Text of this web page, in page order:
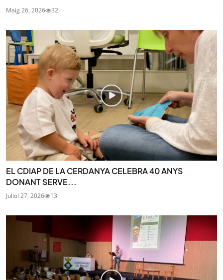
Maig 26, 2026 32
EL CDIAP DE LA CERDANYA CELEBRA 40 ANYS
DONANT SERVE...
Juliol 27, 2026 13